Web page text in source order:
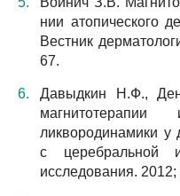
нии атопического
Вестник
67.
Давыдкин Н.Ф.,
ликвородинамики у
с церебральной
исследования. 2012;